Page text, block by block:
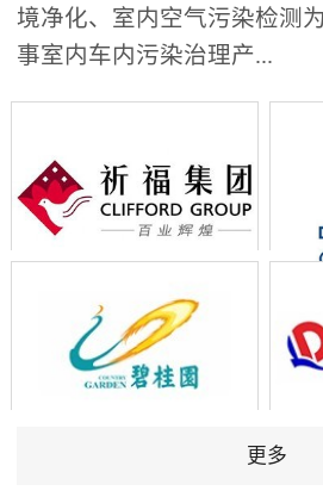
境净化、室内空气污染检测
事室内车内污染治理产...
更多